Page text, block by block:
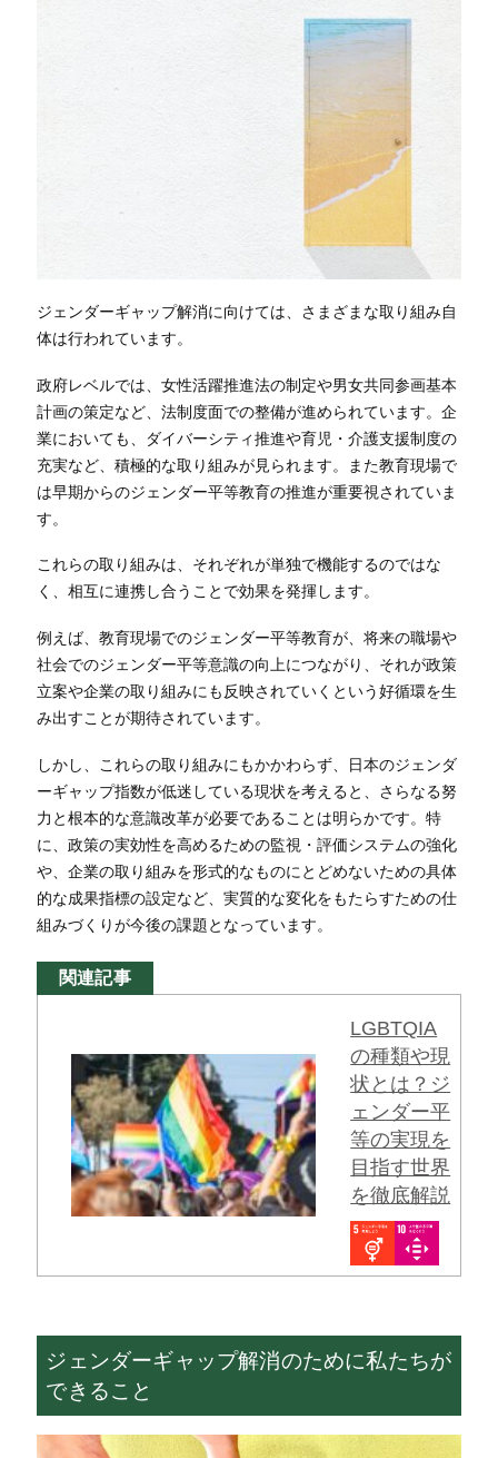
ジェンダーギャップ解消に向けては、さまざまな取り組み自
体は行われています。
政府レベルでは、女性活躍推進法の制定や男女共同参画基本
計画の策定など、法制度面での整備が進められています。企
業においても、ダイバーシティ推進や育児・介護支援制度の
充実など、積極的な取り組みが見られます。また教育現場で
は早期からのジェンダー平等教育の推進が重要視されていま
す。
これらの取り組みは、それぞれが単独で機能するのではな
く、相互に連携し合うことで効果を発揮します。
例えば、教育現場でのジェンダー平等教育が、将来の職場や
社会でのジェンダー平等意識の向上につながり、それが政策
立案や企業の取り組みにも反映されていくという好循環を生
み出すことが期待されています。
しかし、これらの取り組みにもかかわらず、日本のジェンダ
ーギャップ指数が低迷している現状を考えると、さらなる努
力と根本的な意識改革が必要であることは明らかです。特
に、政策の実効性を高めるための監視・評価システムの強化
や、企業の取り組みを形式的なものにとどめないための具体
的な成果指標の設定など、実質的な変化をもたらすための仕
組みづくりが今後の課題となっています。
関連記事
LGBTQIA
の種類や現
状とは？ジ
ェンダー平
等の実現を
目指す世界
を徹底解説
ジェンダーギャップ解消のために私たちが
できること